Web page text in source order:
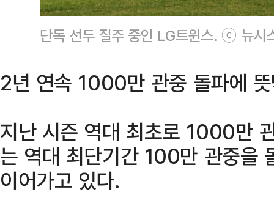
단독 선두 질주 중인 LG트윈스. ⓒ 뉴시
2년 연속 1000만 관중 돌파에
지난 시즌 역대 최초로 1000만
는 역대 최단기간 100만 관중을
이어가고 있다.